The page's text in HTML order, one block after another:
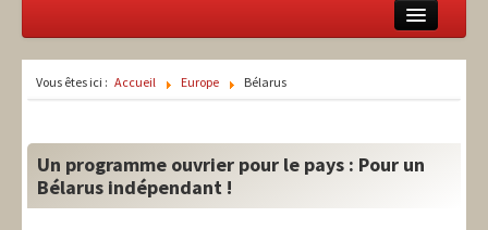
National
Vous êtes ici : Accueil Europe Bélarus
Un programme ouvrier pour le pays : Pour un
Bélarus indépendant !